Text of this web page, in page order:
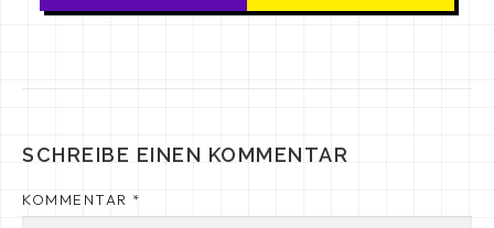
SCHREIBE EINEN KOMMENTAR
KOMMENTAR *